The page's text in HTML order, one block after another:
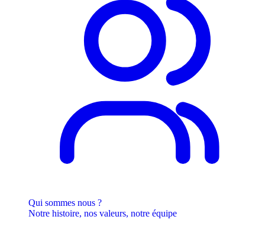
Qui sommes nous ?
Notre histoire, nos valeurs, notre équipe